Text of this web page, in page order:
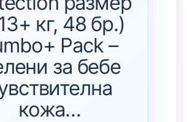
кг, 48 бр.)
Pack –
за бебе
кожа…